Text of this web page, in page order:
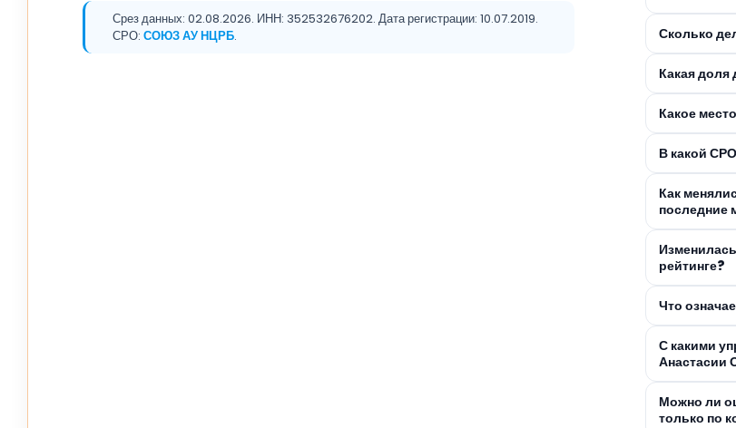
Срез данных: 02.08.2026. ИНН: 352532676202. Дата регистрации: 10.07.2019.
СРО: СОЮЗ АУ НЦРБ. Сколько
Какая доля
Какое
В какой
Как
последние
рейтинге?
Что
С какими
Анастасии
Можно ли
только по